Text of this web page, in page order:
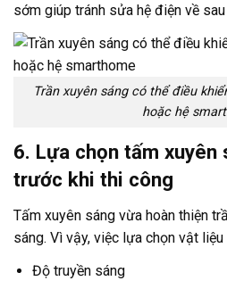
sớm giúp tránh sửa hệ điện về
Trần xuyên sáng có thể điều
hoặc hệ
6. Lựa chọn tấm xuyên
trước khi thi công
Tấm xuyên sáng vừa hoàn thiện
sáng. Vì vậy, việc lựa chọn vật
Độ truyền sáng